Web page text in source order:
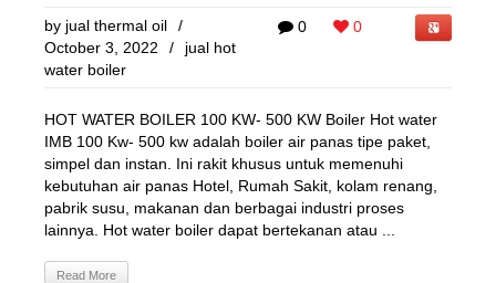
0 0
by jual thermal oil
/
October 3, 2022
/
jual hot
water boiler
HOT WATER BOILER 100 KW- 500 KW Boiler Hot water
IMB 100 Kw- 500 kw adalah boiler air panas tipe paket,
simpel dan instan. Ini rakit khusus untuk memenuhi
kebutuhan air panas Hotel, Rumah Sakit, kolam renang,
pabrik susu, makanan dan berbagai industri proses
lainnya. Hot water boiler dapat bertekanan atau ...
Read More